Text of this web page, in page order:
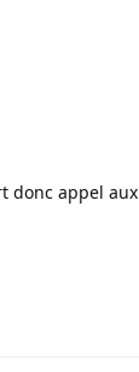
donc appel aux